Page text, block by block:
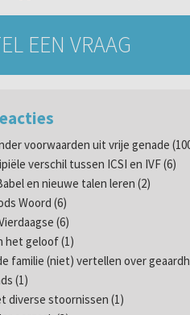
EEN VRAAG
voorwaarden uit vrije genade
verschil tussen ICSI en IVF (6)
en nieuwe talen leren (2)
Woord (6)
(6)
het geloof (1)
familie (niet) vertellen over
(1)
diverse stoornissen (1)